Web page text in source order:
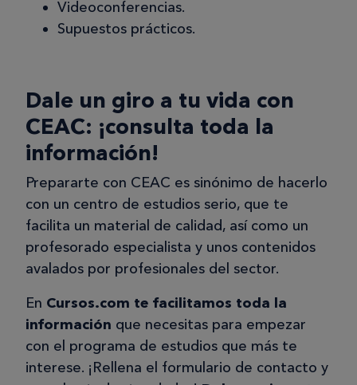
Videoconferencias.
Supuestos prácticos.
Dale un giro a tu vida con
CEAC: ¡consulta toda la
información!
Prepararte con CEAC es sinónimo de hacerlo
con un centro de estudios serio, que te
facilita un material de calidad, así como un
profesorado especialista y unos contenidos
avalados por profesionales del sector.
En Cursos.com te facilitamos toda la
información que necesitas para empezar
con el programa de estudios que más te
interese. ¡Rellena el formulario de contacto y